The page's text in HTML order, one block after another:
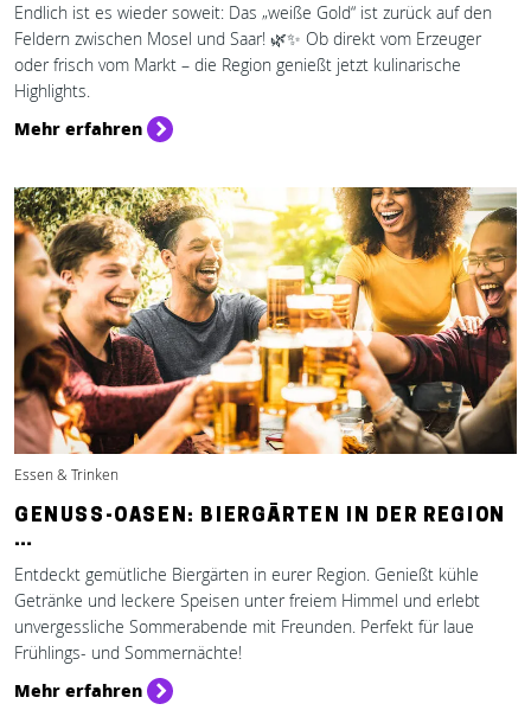
Endlich ist es wieder soweit: Das „weiße Gold“ ist zurück auf den
Feldern zwischen Mosel und Saar! 🌿✨ Ob direkt vom Erzeuger
oder frisch vom Markt – die Region genießt jetzt kulinarische
Highlights.
Mehr erfahren
Essen & Trinken
GENUSS-OASEN: BIERGÄRTEN IN DER REGION
…
Entdeckt gemütliche Biergärten in eurer Region. Genießt kühle
Getränke und leckere Speisen unter freiem Himmel und erlebt
unvergessliche Sommerabende mit Freunden. Perfekt für laue
Frühlings- und Sommernächte!
Mehr erfahren